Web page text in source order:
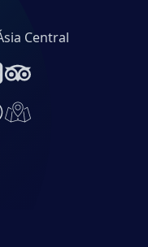
Central